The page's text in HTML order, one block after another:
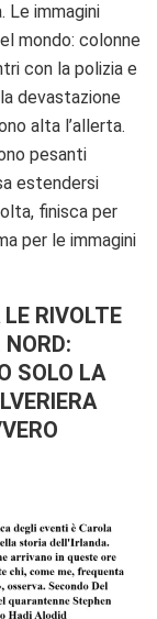
Le immagini
mondo: colonne
con la polizia e
devastazione
alta l’allerta.
pesanti
estendersi
finisca per
per le immagini
RIVOLTE
NORD:
SOLO LA